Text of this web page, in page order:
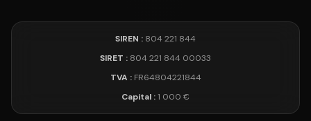
SIREN : 804 221 844
SIRET : 804 221 844 00033
TVA :FR64804221844
Capital :1 000 €